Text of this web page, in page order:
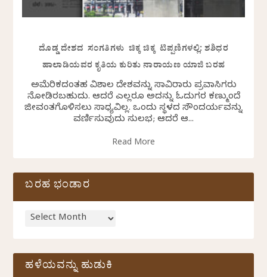
ದೊಡ್ಡ ದೇಶದ ಸಂಗತಿಗಳು ಚಿಕ್ಕ ಚಿಕ್ಕ ಟಿಪ್ಪಣಿಗಳಲ್ಲಿ: ಶಶಿಧರ
ಹಾಲಾಡಿಯವರ ಕೃತಿಯ ಕುರಿತು ನಾರಾಯಣ ಯಾಜಿ ಬರಹ
ಅಮೆರಿಕದಂತಹ ವಿಶಾಲ ದೇಶವನ್ನು ಸಾವಿರಾರು ಪ್ರವಾಸಿಗರು
ನೋಡಿರಬಹುದು. ಆದರೆ ಎಲ್ಲರೂ ಅದನ್ನು ಓದುಗರ ಕಣ್ಮುಂದೆ
ಜೀವಂತಗೊಳಿಸಲು ಸಾಧ್ಯವಿಲ್ಲ. ಒಂದು ಸ್ಥಳದ ಸೌಂದರ್ಯವನ್ನು
ವರ್ಣಿಸುವುದು ಸುಲಭ; ಆದರೆ ಆ...
Read More
ಬರಹ ಭಂಡಾರ
ಹಳೆಯವನ್ನು ಹುಡುಕಿ